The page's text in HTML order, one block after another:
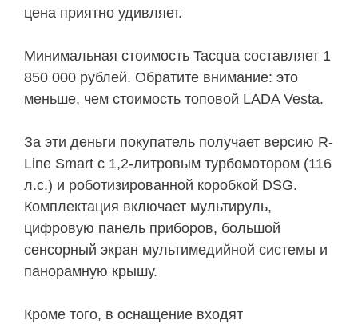
цена приятно удивляет.
Минимальная стоимость Tacqua составляет 1
850 000 рублей. Обратите внимание: это
меньше, чем стоимость топовой LADA Vesta.
За эти деньги покупатель получает версию R-
Line Smart с 1,2-литровым турбомотором (116
л.с.) и роботизированной коробкой DSG.
Комплектация включает мультируль,
цифровую панель приборов, большой
сенсорный экран мультимедийной системы и
панорамную крышу.
Кроме того, в оснащение входят